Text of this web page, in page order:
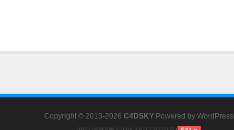
Copyright © 2013-2026 C4DSKY Powered by WordPress